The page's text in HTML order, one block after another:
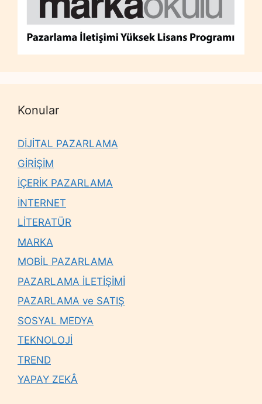
Konular
DİJİTAL PAZARLAMA
GİRİŞİM
İÇERİK PAZARLAMA
İNTERNET
LİTERATÜR
MARKA
MOBİL PAZARLAMA
PAZARLAMA İLETİŞİMİ
PAZARLAMA ve SATIŞ
SOSYAL MEDYA
TEKNOLOJİ
TREND
YAPAY ZEKÂ